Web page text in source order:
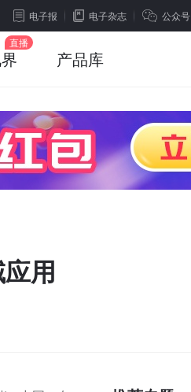
电子报 电子杂志 公众号
产品库
用